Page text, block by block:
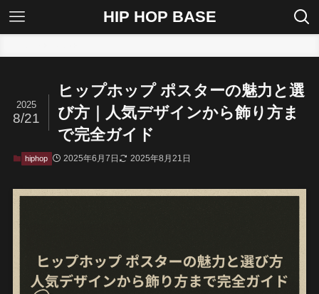
HIP HOP BASE
ヒップホップ ポスターの魅力と選
び方｜人気デザインから飾り方ま
で完全ガイド
2025
8/21
hiphop 2025年6月7日 2025年8月21日